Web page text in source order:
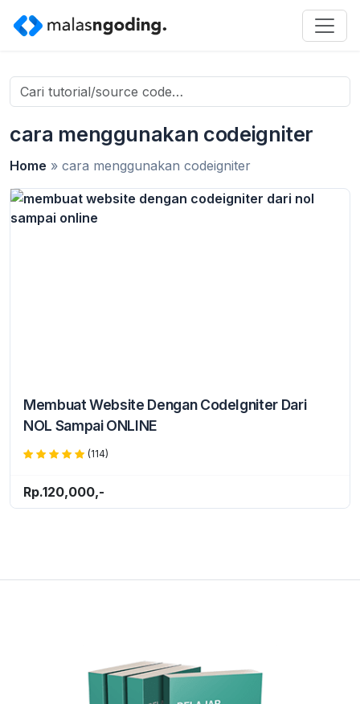
Search
for:
cara menggunakan codeigniter
Home » cara menggunakan codeigniter
Membuat Website Dengan CodeIgniter Dari
NOL Sampai ONLINE
(114)
Rp.120,000,-